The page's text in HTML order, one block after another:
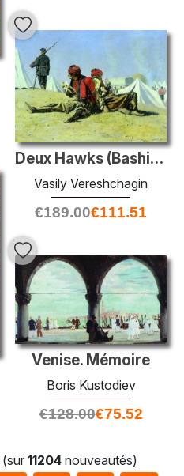
Deux Hawks (Bashi-Bazouk)
Vasily Vereshchagin
€189.00€111.51
Venise. Mémoire
Boris Kustodiev
€128.00€75.52
(sur 11204 nouveautés)